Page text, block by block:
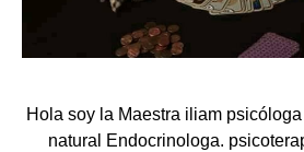
Hola soy la Maestra iliam
natural Endocrinologa.